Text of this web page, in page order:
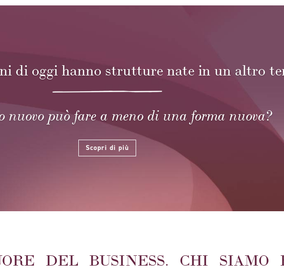
di oggi hanno strutture nate in un altro
nuovo può fare a meno di una forma nuova?
Scopri di più
DEL BUSINESS. CHI SIAMO